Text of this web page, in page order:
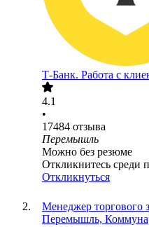
Т-Банк. Работа с
4.1
•
17484 отзыва
Перемышль
Можно без резюме
Откликнитесь среди
Откликнуться
Менеджер
Перемышль,